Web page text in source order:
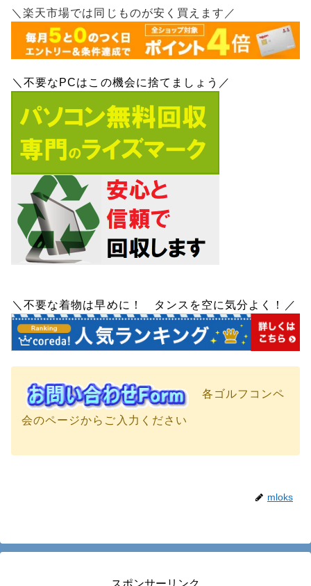
＼楽天市場では同じものが安く買えます／
＼不要なPCはこの機会に捨てましょう／
＼不要な着物は早めに！ タンスを空に気分よく！／
各ゴルフコンペ
会のページからご入力ください
mloks
スポンサーリンク